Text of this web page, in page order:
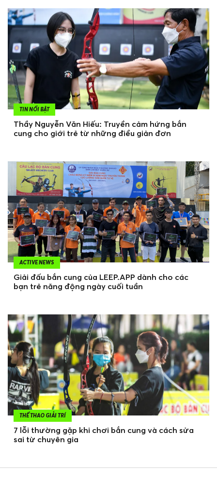
TIN NỔI BẬT
Thầy Nguyễn Văn Hiếu: Truyền cảm hứng bắn
cung cho giới trẻ từ những điều giản đơn
ACTIVE NEWS
Giải đấu bắn cung của LEEP.APP dành cho các
bạn trẻ năng động ngày cuối tuần
THỂ THAO GIẢI TRÍ
7 lỗi thường gặp khi chơi bắn cung và cách sửa
sai từ chuyên gia